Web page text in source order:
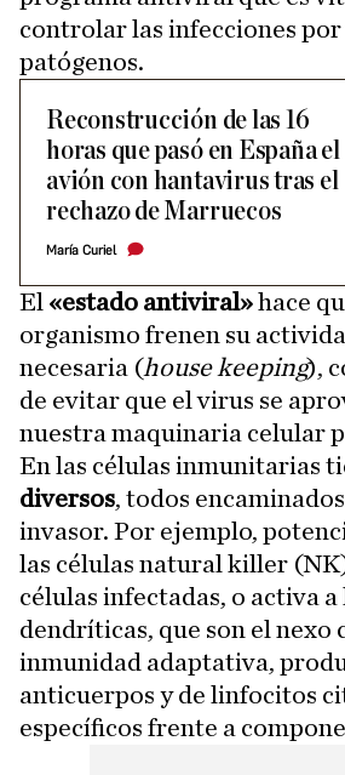
controlar las infecciones
patógenos.
Reconstrucción de las 16
horas que pasó en España el
avión con hantavirus tras el
rechazo de Marruecos
María Curiel
El «estado antiviral»hace
organismo frenen su
necesaria (house keeping),
de evitar que el virus se
nuestra maquinaria celular
En las células inmunitarias
diversos, todos
invasor. Por ejemplo,
las células natural killer
células infectadas, o activa a
dendríticas, que son el nexo
inmunidad adaptativa,
anticuerpos y de linfocitos
específicos frente a